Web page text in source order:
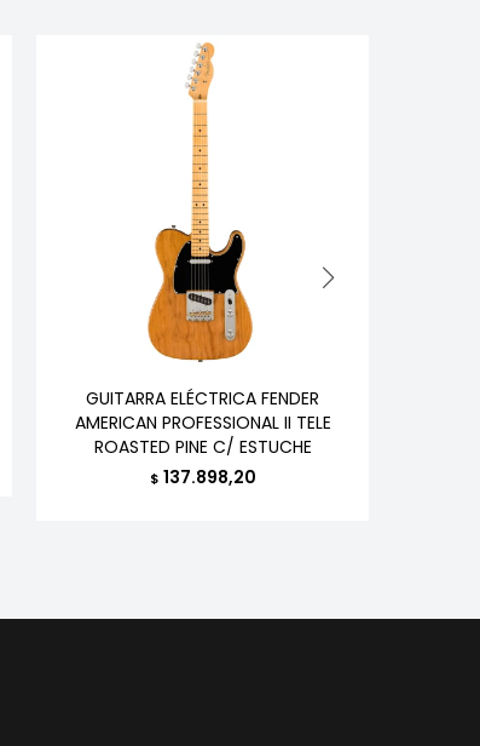
GUITARRA ELÉCTRICA FENDER
AMERICAN PROFESSIONAL II TELE
ROASTED PINE C/ ESTUCHE
$ 137.898,20